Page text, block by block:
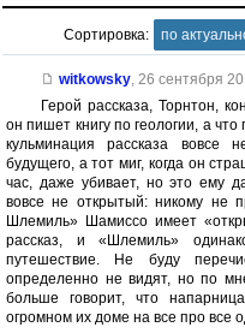
Сортировка: по
witkowsky, 26 сентября
Герой рассказа, Торнтон,
он пишет книгу по геологии, а
кульминация рассказа вовсе
будущего, а тот миг, когда он
час, даже убивает, но это ему
вовсе не открытый: никому не
Шлемиль» Шамиссо имеет
рассказ, и «Шлемиль»
путешествие. Не буду
определенно не видят, но по
больше говорит, что
огромном их доме на все про все